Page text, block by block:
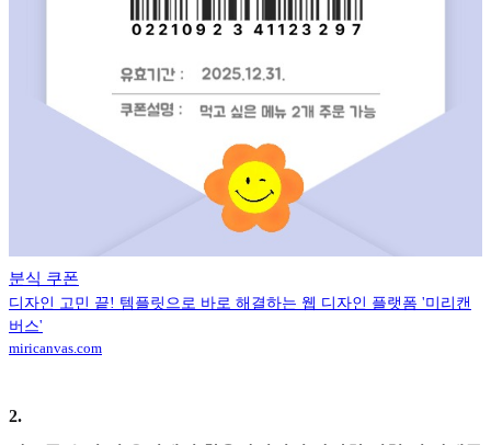
분식 쿠폰
디자인 고민 끝! 템플릿으로 바로 해결하는 웹 디자인 플랫폼 '미리캔
버스'
miricanvas.com
2.